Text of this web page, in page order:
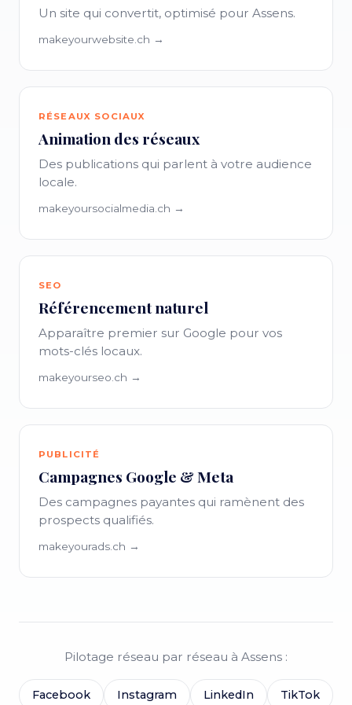
Un site qui convertit, optimisé pour Assens.
makeyourwebsite.ch →
RÉSEAUX SOCIAUX
Animation des réseaux
Des publications qui parlent à votre audience
locale.
makeyoursocialmedia.ch →
SEO
Référencement naturel
Apparaître premier sur Google pour vos
mots-clés locaux.
makeyourseo.ch →
PUBLICITÉ
Campagnes Google & Meta
Des campagnes payantes qui ramènent des
prospects qualifiés.
makeyourads.ch →
Pilotage réseau par réseau à Assens :
Facebook Instagram LinkedIn TikTok